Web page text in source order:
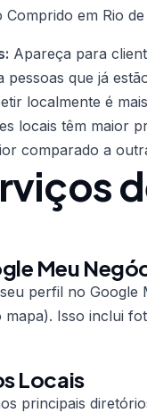
em Rio
Apareça para
pessoas que já
localmente é
locais têm maior
comparado a
Meu
perfil no
Isso inclui
Locais
principais